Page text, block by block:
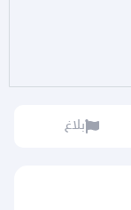
بلاغ